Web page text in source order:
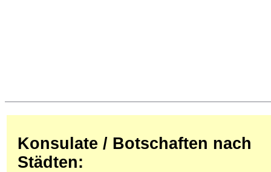
Konsulate / Botschaften nach
Städten: